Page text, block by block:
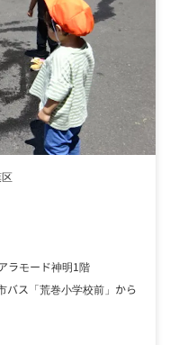
ラモード神明1階
バス「荒巻小学校前」から